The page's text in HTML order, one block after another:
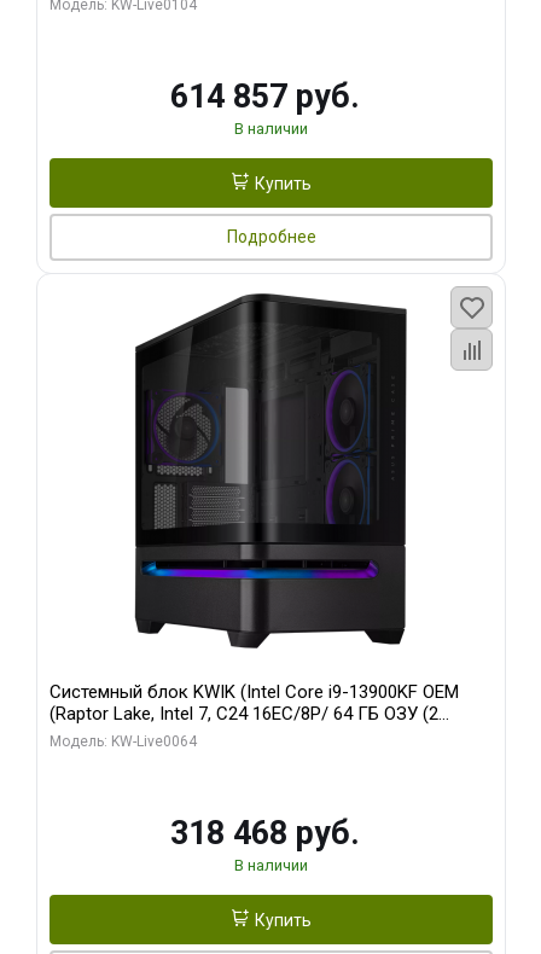
Модель: KW-Live0104
614 857 руб.
В наличии
Купить
Подробнее
Системный блок KWIK (Intel Core i9-13900KF OEM
(Raptor Lake, Intel 7, C24 16EC/8P/ 64 ГБ ОЗУ (2
модуля)/ ASUS RTX5080 PROART OC 16GB GDDR7
Модель: KW-Live0064
318 468 руб.
В наличии
Купить